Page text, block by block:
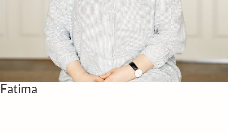
Fatima